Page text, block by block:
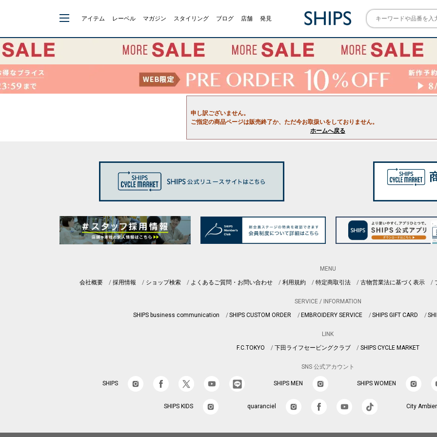
アイテム レーベル マガジン スタイリング ブログ 店舗 発見
申し訳ございません。
ご指定の商品ページは販売終了か、ただ今お取扱いをしておりません。
ホームへ戻る
MENU
会社概要
採用情報 ショップ検索 よくあるご質問・お問い合わせ 利用規約 特定商取引法 古物営業法に基づく表示
SERVICE / INFORMATION
SHIPS business communication
SHIPS CUSTOM ORDER EMBROIDERY SERVICE SHIPS GIFT CARD
LINK
F.C.TOKYO
下田ライフセービングクラブ SHIPS CYCLE MARKET
SNS 公式アカウント
SHIPS SHIPS MEN SHIPS WOMEN
SHIPS KIDS quaranciel City